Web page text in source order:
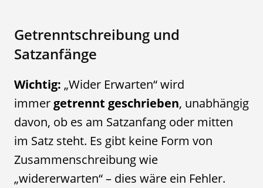
Getrenntschreibung und
Satzanfänge
Wichtig: „Wider Erwarten“ wird
immer getrennt geschrieben, unabhängig
davon, ob es am Satzanfang oder mitten
im Satz steht. Es gibt keine Form von
Zusammenschreibung wie
„widererwarten“ – dies wäre ein Fehler.